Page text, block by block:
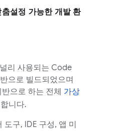
설정 가능한 개발 환
리 사용되는 Code
으로 빌드되었으며
으로 하는 전체 가상
니다.
구, IDE 구성, 앱 미